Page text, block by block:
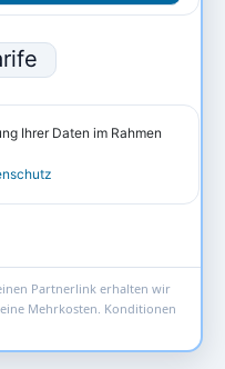
Partnerlink erhalten wir
Mehrkosten. Konditionen